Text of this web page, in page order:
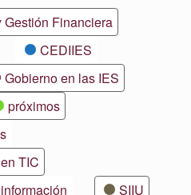
Financiera
CEDIIES
Gobierno en las IES
próximos
TIC
SIIU